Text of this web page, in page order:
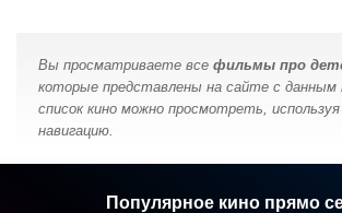
Вы просматриваете все фильмы про
которые представлены на сайте с
список кино можно просмотреть,
навигацию.
Популярное кино прямо